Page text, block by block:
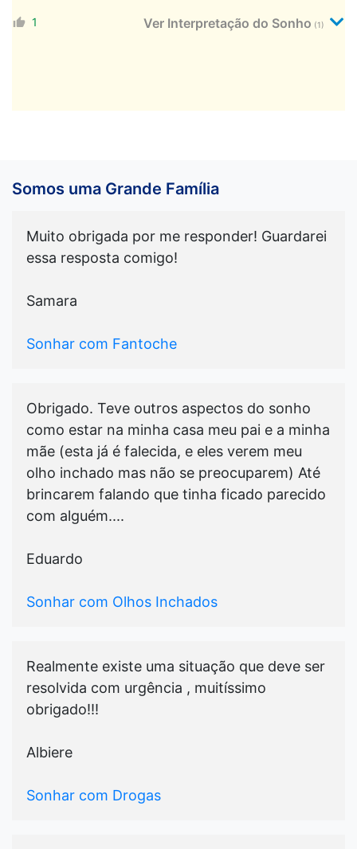
1 Ver Interpretação do Sonho (1)
Somos uma Grande Família
Muito obrigada por me responder! Guardarei
essa resposta comigo!
Samara
Sonhar com Fantoche
Obrigado. Teve outros aspectos do sonho
como estar na minha casa meu pai e a minha
mãe (esta já é falecida, e eles verem meu
olho inchado mas não se preocuparem) Até
brincarem falando que tinha ficado parecido
com alguém....
Eduardo
Sonhar com Olhos Inchados
Realmente existe uma situação que deve ser
resolvida com urgência , muitíssimo
obrigado!!!
Albiere
Sonhar com Drogas